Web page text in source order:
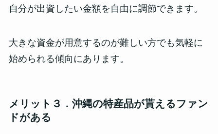
自分が出資したい金額を自由に調節できます。
大きな資金が用意するのが難しい方でも気軽に
始められる傾向にあります。
メリット３．沖縄の特産品が貰えるファン
ドがある